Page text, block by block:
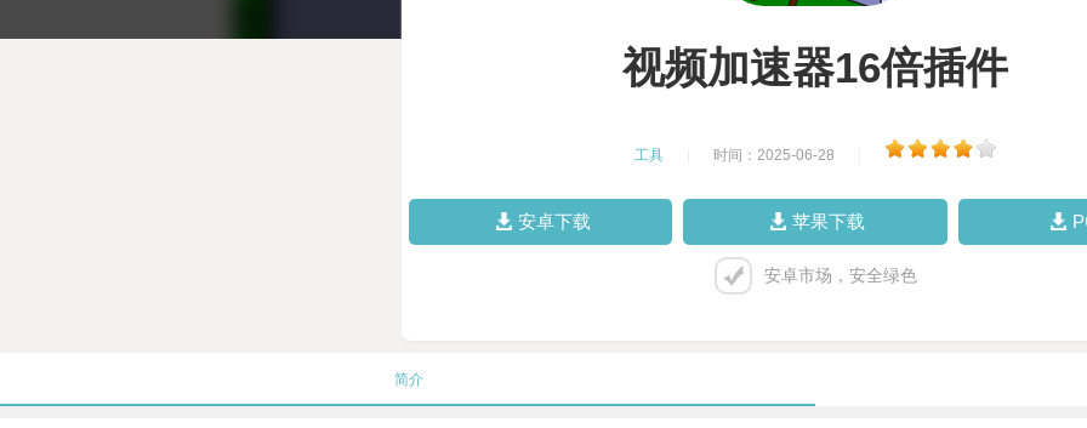
视频加速器16倍插件
工具 时间：2025-06-28
安卓下载 苹果下载
安卓市场，安全绿色
简介